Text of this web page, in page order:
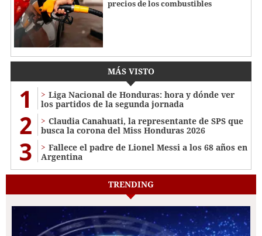
precios de los combustibles
MÁS VISTO
1
Liga Nacional de Honduras: hora y dónde ver
los partidos de la segunda jornada
2
Claudia Canahuati, la representante de SPS que
busca la corona del Miss Honduras 2026
3
Fallece el padre de Lionel Messi a los 68 años en
Argentina
TRENDING